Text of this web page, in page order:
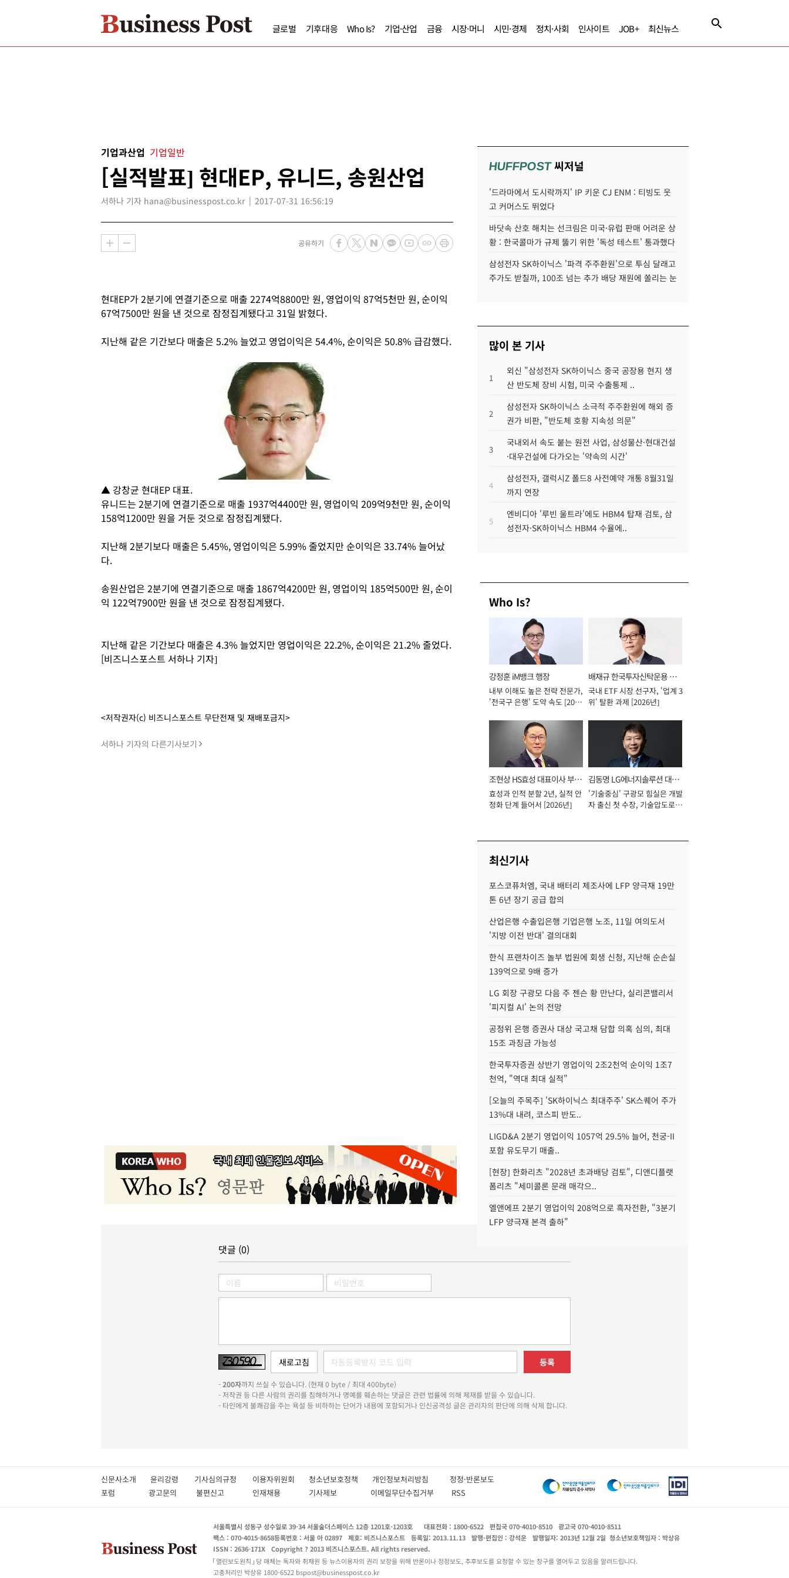
글로벌 기후대응 Who Is? 기업·산업 금융 시장·머니 시민·경제 정치·사회 인사이트 JOB+ 최신뉴스
기업과산업 기업일반
[실적발표] 현대EP, 유니드, 송원산업
서하나 기자 hana@businesspost.co.kr 2017-07-31 16:56:19
공유하기
현대EP가 2분기에 연결기준으로 매출 2274억8800만 원, 영업이익 87억5천만 원, 순이익
67억7500만 원을 낸 것으로 잠정집계됐다고 31일 밝혔다.
지난해 같은 기간보다 매출은 5.2% 늘었고 영업이익은 54.4%, 순이익은 50.8% 급감했다.
▲ 강창균 현대EP 대표.
유니드는 2분기에 연결기준으로 매출 1937억4400만 원, 영업이익 209억9천만 원, 순이익
158억1200만 원을 거둔 것으로 잠정집계됐다.
지난해 2분기보다 매출은 5.45%, 영업이익은 5.99% 줄었지만 순이익은 33.74% 늘어났
다.
송원산업은 2분기에 연결기준으로 매출 1867억4200만 원, 영업이익 185억500만 원, 순이
익 122억7900만 원을 낸 것으로 잠정집계됐다.
지난해 같은 기간보다 매출은 4.3% 늘었지만 영업이익은 22.2%, 순이익은 21.2% 줄었다.
[비즈니스포스트 서하나 기자]
<저작권자(c) 비즈니스포스트 무단전재 및 재배포금지>
서하나 기자의 다른기사보기
HUFFPOST씨저널
'드라마에서 도시락까지' IP 키운 CJ ENM : 티빙도 웃
고 커머스도 뛰었다
바닷속 산호 해치는 선크림은 미국·유럽 판매 어려운 상
황 : 한국콜마가 규제 뚫기 위한 '독성 테스트' 통과했다
삼성전자 SK하이닉스 '파격 주주환원'으로 투심 달래고
주가도 받칠까, 100조 넘는 추가 배당 재원에 쏠리는 눈
많이 본 기사
1
외신 "삼성전자 SK하이닉스 중국 공장용 현지 생
산 반도체 장비 시험, 미국 수출통제 ..
2
삼성전자 SK하이닉스 소극적 주주환원에 해외 증
권가 비판, "반도체 호황 지속성 의문"
3
국내외서 속도 붙는 원전 사업, 삼성물산·현대건설
·대우건설에 다가오는 '약속의 시간'
4
삼성전자, 갤럭시Z 폴드8 사전예약 개통 8월31일
까지 연장
5
엔비디아 '루빈 울트라'에도 HBM4 탑재 검토, 삼
성전자·SK하이닉스 HBM4 수율에..
Who Is?
강정훈 iM뱅크 행장
내부 이해도 높은 전략 전문가,
'전국구 은행' 도약 속도 [2026
배재규 한국투자신탁운용 대
표이사 사장
국내 ETF 시장 선구자, '업계 3
위' 탈환 과제 [2026년]
조현상 HS효성 대표이사 부회
장
효성과 인적 분할 2년, 실적 안
정화 단계 들어서 [2026년]
김동명 LG에너지솔루션 대표
이사 사장
'기술중심' 구광모 힘실은 개발
자 출신 첫 수장, 기술압도로
최신기사
포스코퓨처엠, 국내 배터리 제조사에 LFP 양극재 19만
톤 6년 장기 공급 합의
산업은행 수출입은행 기업은행 노조, 11일 여의도서
'지방 이전 반대' 결의대회
한식 프랜차이즈 놀부 법원에 회생 신청, 지난해 순손실
139억으로 9배 증가
LG 회장 구광모 다음 주 젠슨 황 만난다, 실리콘밸리서
'피지컬 AI' 논의 전망
공정위 은행 증권사 대상 국고채 담합 의혹 심의, 최대
15조 과징금 가능성
한국투자증권 상반기 영업이익 2조2천억 순이익 1조7
천억, "역대 최대 실적"
[오늘의 주목주] 'SK하이닉스 최대주주' SK스퀘어 주가
13%대 내려, 코스피 반도..
LIGD&A 2분기 영업이익 1057억 29.5% 늘어, 천궁-II
포함 유도무기 매출..
[현장] 한화리츠 "2028년 초과배당 검토", 디앤디플랫
폼리츠 "세미콜론 문래 매각으..
엘앤에프 2분기 영업이익 208억으로 흑자전환, "3분기
LFP 양극재 본격 출하"
댓글 (0)
등록
-200자까지 쓰실 수 있습니다. (현재 0 byte / 최대 400byte)
- 저작권 등 다른 사람의 권리를 침해하거나 명예를 훼손하는 댓글은 관련 법률에 의해 제재를 받을 수 있습니다.
- 타인에게 불쾌감을 주는 욕설 등 비하하는 단어가 내용에 포함되거나 인신공격성 글은 관리자의 판단에 의해 삭제 합니다.
신문사소개 윤리강령 기사심의규정 이용자위원회 청소년보호정책 개인정보처리방침 정정·반론보도
포럼
광고문의 불편신고 인재채용 기사제보 이메일무단수집거부 RSS
서울특별시 성동구 성수일로 39-34 서울숲더스페이스 12층 1201호-1203호 대표전화 : 1800-6522 편집국 070-4010-8510
광고국 070-4010-8511
팩스 : 070-4015-8658등록번호 : 서울 아 02897 제호: 비즈니스포스트 등록일: 2013.11.13 발행·편집인 : 강석운 발행일자: 2013년 12월 2일 청소년보호책임자 : 박상유
ISSN : 2636-171X
Copyright ? 2013 비즈니스포스트. All rights reserved.
열린보도원칙
당 매체는 독자와 취재원 등 뉴스이용자의 권리 보장을 위해 반론이나 정정보도, 추후보도를 요청할 수 있는 창구를 열어두고 있음을 알려드립니다.
고충처리인 박상유 1800-6522 bspost@businesspost.co.kr